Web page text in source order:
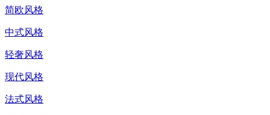
简欧风格
中式风格
轻奢风格
现代风格
法式风格